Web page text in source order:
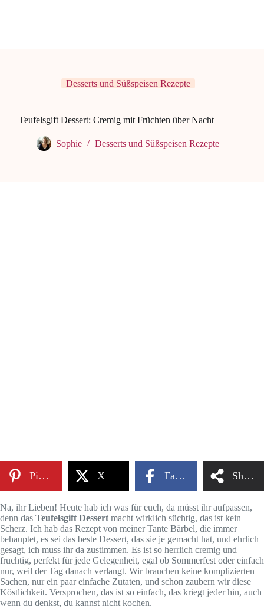
Desserts und Süßspeisen Rezepte
Teufelsgift Dessert: Cremig mit Früchten über Nacht
Sophie Desserts und Süßspeisen Rezepte
Pinterest X Facebook Share
Na, ihr Lieben! Heute hab ich was für euch, da müsst ihr aufpassen,
denn das Teufelsgift Dessert macht wirklich süchtig, das ist kein
Scherz. Ich hab das Rezept von meiner Tante Bärbel, die immer
behauptet, es sei das beste Dessert, das sie je gemacht hat, und ehrlich
gesagt, ich muss ihr da zustimmen. Es ist so herrlich cremig und
fruchtig, perfekt für jede Gelegenheit, egal ob Sommerfest oder einfach
nur, weil der Tag danach verlangt. Wir brauchen keine komplizierten
Sachen, nur ein paar einfache Zutaten, und schon zaubern wir diese
Köstlichkeit. Versprochen, das ist so einfach, das kriegt jeder hin, auch
wenn du denkst, du kannst nicht kochen.